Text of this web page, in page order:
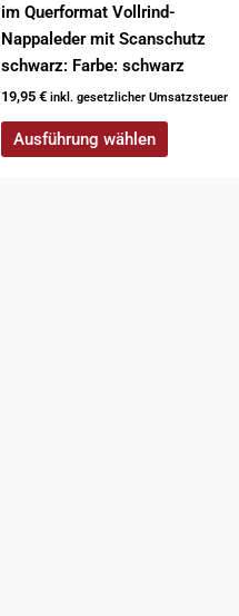
im Querformat Vollrind-
Nappaleder mit Scanschutz
schwarz: Farbe: schwarz
19,95 € inkl. gesetzlicher Umsatzsteuer
Ausführung wählen